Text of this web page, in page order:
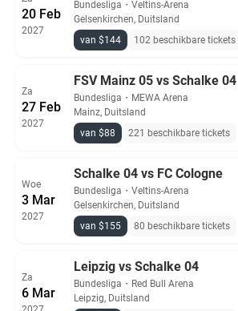
20 Feb
2027
Bundesliga ・ Veltins-Arena
Gelsenkirchen, Duitsland
van $144
102 beschikbare tickets
Za
27 Feb
2027
FSV Mainz 05 vs Schalke 04
Bundesliga ・ MEWA Arena
Mainz, Duitsland
van $88
221 beschikbare tickets
Woe
3 Mar
2027
Schalke 04 vs FC Cologne
Bundesliga ・ Veltins-Arena
Gelsenkirchen, Duitsland
van $155
80 beschikbare tickets
Za
6 Mar
Leipzig vs Schalke 04
Bundesliga ・ Red Bull Arena
Leipzig, Duitsland